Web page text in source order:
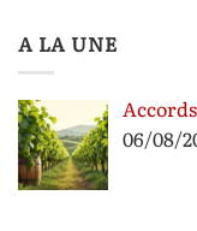
A LA UNE
06/08/